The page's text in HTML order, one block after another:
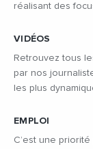
réalisant des
VIDÉOS
Retrouvez tous
par nos
les plus
EMPLOI
C’est une